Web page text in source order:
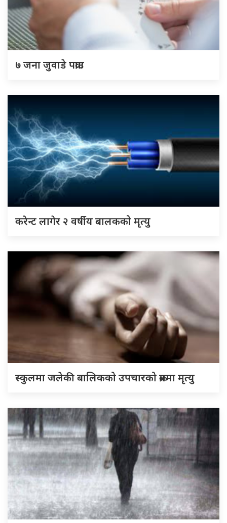
७ जना जुवाडे पक्राउ
करेन्ट लागेर २ वर्षीय बालकको मृत्यु
स्कुलमा जलेकी बालिकको उपचारको क्रममा मृत्यु